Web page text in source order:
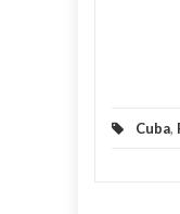
Cuba,